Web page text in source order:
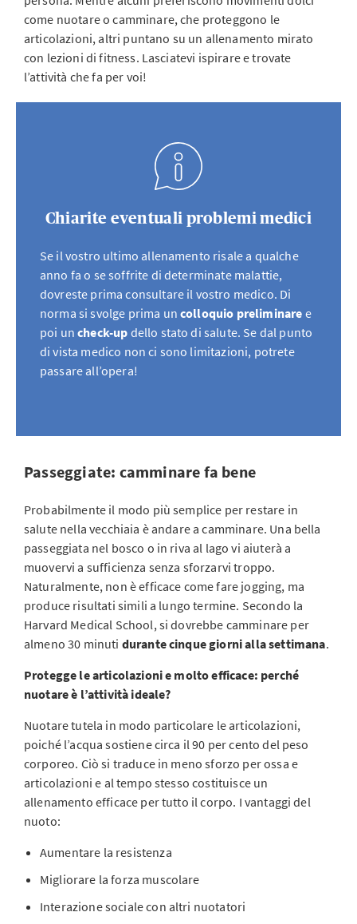
come nuotare o camminare, che proteggono le
articolazioni, altri puntano su un allenamento mirato
con lezioni di fitness. Lasciatevi ispirare e trovate
l’attività che fa per voi!
Chiarite eventuali problemi medici
Se il vostro ultimo allenamento risale a qualche
anno fa o se soffrite di determinate malattie,
dovreste prima consultare il vostro medico. Di
norma si svolge prima uncolloquio preliminare e
poi uncheck-up dello stato di salute. Se dal punto
di vista medico non ci sono limitazioni, potrete
passare all’opera!
Passeggiate: camminare fa bene
Probabilmente il modo più semplice per restare in
salute nella vecchiaia è andare a camminare. Una bella
passeggiata nel bosco o in riva al lago vi aiuterà a
muovervi a sufficienza senza sforzarvi troppo.
Naturalmente, non è efficace come fare jogging, ma
produce risultati simili a lungo termine. Secondo la
Harvard Medical School, si dovrebbe camminare per
almeno 30 minuti durante cinque giorni alla settimana.
Protegge le articolazioni e molto efficace: perché
nuotare è l’attività ideale?
Nuotare tutela in modo particolare le articolazioni,
poiché l’acqua sostiene circa il 90 per cento del peso
corporeo. Ciò si traduce in meno sforzo per ossa e
articolazioni e al tempo stesso costituisce un
allenamento efficace per tutto il corpo. I vantaggi del
nuoto:
Aumentare la resistenza
Migliorare la forza muscolare
Interazione sociale con altri nuotatori